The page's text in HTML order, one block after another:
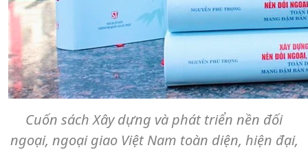
Cuốn sách Xây dựng và phát triển nền đối
ngoại, ngoại giao Việt Nam toàn diện, hiện đại,